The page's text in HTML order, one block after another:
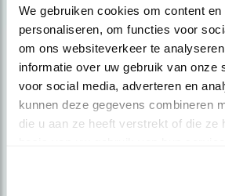
We gebruiken cookies om content
personaliseren, om functies voor
om ons websiteverkeer te
informatie over uw gebruik van onze
voor social media, adverteren en
kunnen deze gegevens combineren
die u aan ze heeft verstrekt of die ze
Op de hoogte blijven?